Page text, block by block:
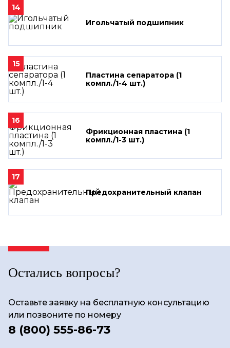
14
Игольчатый подшипник
15
Пластина сепаратора (1
компл./1-4 шт.)
16
Фрикционная пластина (1
компл./1-3 шт.)
17
Предохранительный клапан
Остались вопросы?
Оставьте заявку на бесплатную консультацию
или позвоните по номеру
8 (800) 555-86-73